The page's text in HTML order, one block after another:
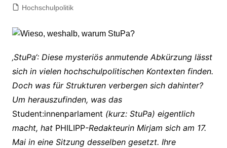
Hochschulpolitik
‚StuPa‘: Diese mysteriös anmutende Abkürzung lässt
sich in vielen hochschulpolitischen Kontexten finden.
Doch was für Strukturen verbergen sich dahinter?
Um herauszufinden, was das
Student:innenparlament (kurz: StuPa) eigentlich
macht, hat PHILIPP-Redakteurin Mirjam sich am 17.
Mai in eine Sitzung desselben gesetzt. Ihre